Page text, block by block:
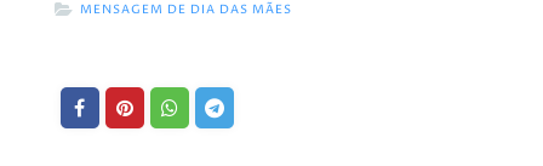
MENSAGEM DE DIA DAS MÃES